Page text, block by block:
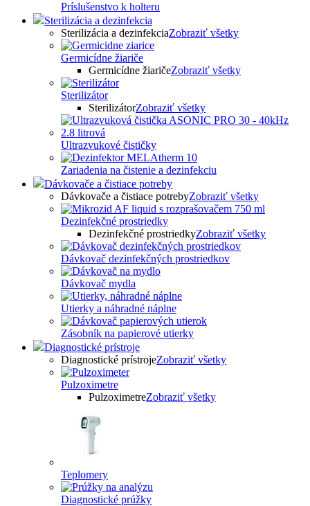
Príslušenstvo k holteru
Sterilizácia a dezinfekcia
Sterilizácia a dezinfekciaZobraziť všetky
Germicídne žiariče
Germicídne žiaričeZobraziť všetky
Sterilizátor
SterilizátorZobraziť všetky
Ultrazvukové čističky
Zariadenia na čistenie a dezinfekciu
Dávkovače a čistiace potreby
Dávkovače a čistiace potrebyZobraziť všetky
Dezinfekčné prostriedky
Dezinfekčné prostriedkyZobraziť všetky
Dávkovač dezinfekčných prostriedkov
Dávkovač mydla
Utierky a náhradné náplne
Zásobník na papierové utierky
Diagnostické prístroje
Diagnostické prístrojeZobraziť všetky
Pulzoximetre
PulzoximetreZobraziť všetky
Teplomery
Diagnostické prúžky